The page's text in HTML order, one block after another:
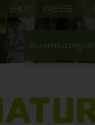
SHOP PRESSE
euronatur.org